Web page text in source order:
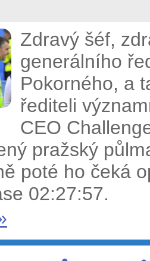
Zdravý šéf,
generálního
Pokorného, a
řediteli
CEO
pražský
poté ho čeká
02:27:57.